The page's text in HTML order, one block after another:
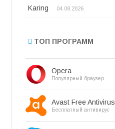
Karing 04.08.2026
ТОП ПРОГРАММ
Opera
Популярный браузер
Avast Free Antivirus
Бесплатный антивирус